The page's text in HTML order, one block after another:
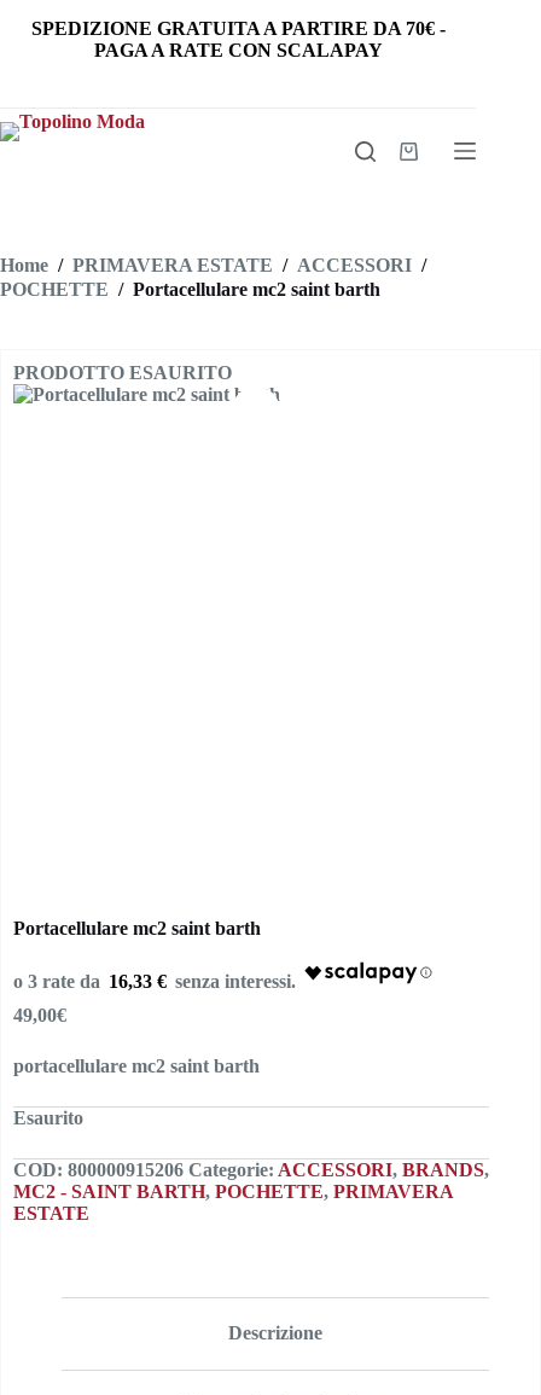
SPEDIZIONE GRATUITA A PARTIRE DA 70€ -
PAGA A RATE CON SCALAPAY
Carrello
Home / PRIMAVERA ESTATE / ACCESSORI /
POCHETTE / Portacellulare mc2 saint barth
PRODOTTO ESAURITO
Portacellulare mc2 saint barth
16,33 €
49,00€
portacellulare mc2 saint barth
Esaurito
COD: 800000915206 Categorie: ACCESSORI, BRANDS,
MC2 - SAINT BARTH, POCHETTE, PRIMAVERA
ESTATE
Descrizione